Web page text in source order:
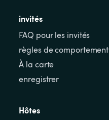
invités
FAQ pour les invités
règles de comportement
À la carte
enregistrer
Hôtes